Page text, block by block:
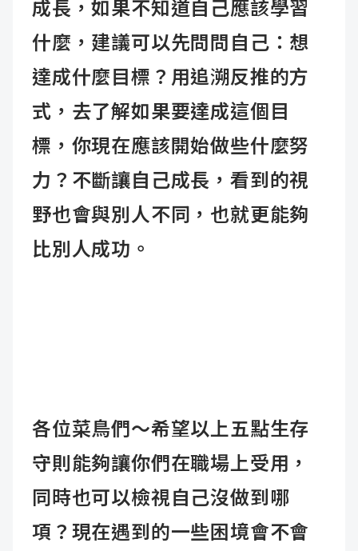
成長，如果不知道自己應該學習
什麼，建議可以先問問自己：想
達成什麼目標？用追溯反推的方
式，去了解如果要達成這個目
標，你現在應該開始做些什麼努
力？不斷讓自己成長，看到的視
野也會與別人不同，也就更能夠
比別人成功。
各位菜鳥們～希望以上五點生存
守則能夠讓你們在職場上受用，
同時也可以檢視自己沒做到哪
項？現在遇到的一些困境會不會